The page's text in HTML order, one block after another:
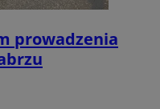
prowadzenia